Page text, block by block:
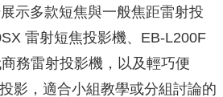
示多款短焦與一般焦距雷射投
雷射短焦投影機、EB-L200F
務雷射投影機，以及輕巧便
影，適合小組教學或分組討論的